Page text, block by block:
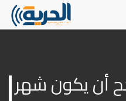
عالم في "ناسا" يرجّح أن يكون شهر